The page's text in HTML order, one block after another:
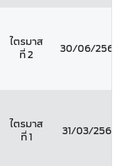
ไตรมาส
ที่ 2
30/06/2566
ไตรมาส
ที่ 1
31/03/2566